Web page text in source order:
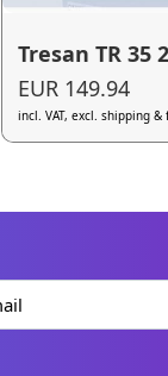
Tresan TR 35
EUR 149.94
incl. VAT, excl. shipping &